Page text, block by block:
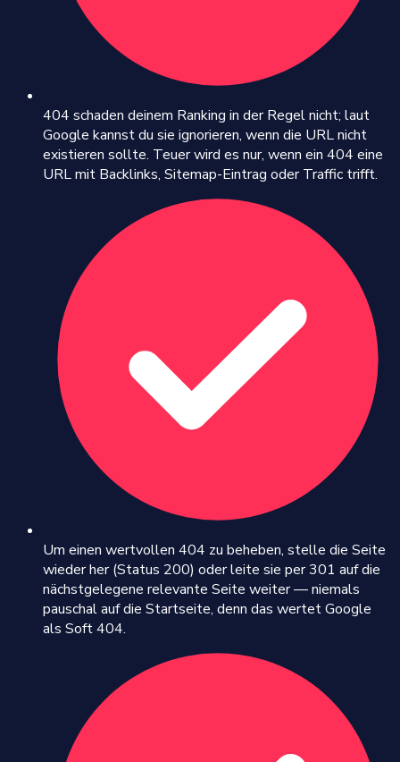
404 schaden deinem Ranking in der Regel nicht; laut
Google kannst du sie ignorieren, wenn die URL nicht
existieren sollte. Teuer wird es nur, wenn ein 404 eine
URL mit Backlinks, Sitemap-Eintrag oder Traffic trifft.
Um einen wertvollen 404 zu beheben, stelle die Seite
wieder her (Status 200) oder leite sie per 301 auf die
nächstgelegene relevante Seite weiter — niemals
pauschal auf die Startseite, denn das wertet Google
als Soft 404.